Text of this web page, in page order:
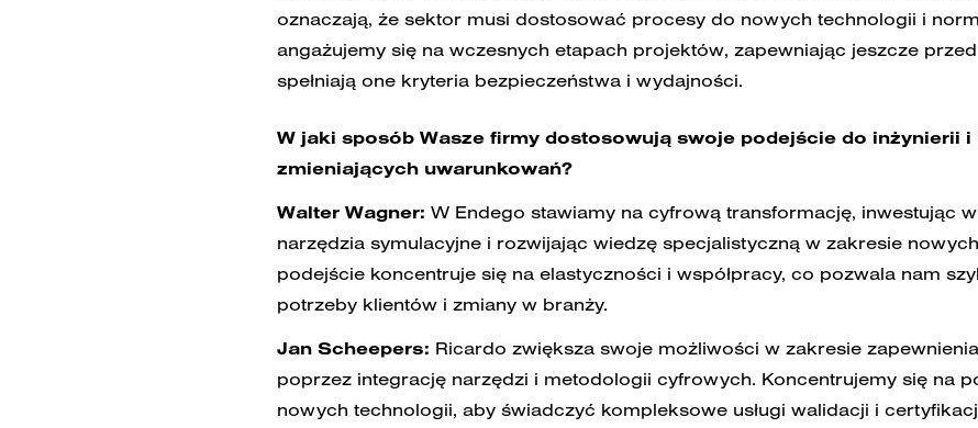
oznaczają, że sektor musi dostosować procesy do nowych technologii i
angażujemy się na wczesnych etapach projektów, zapewniając jeszcze
spełniają one kryteria bezpieczeństwa i wydajności.
W jaki sposób Wasze firmy dostosowują swoje podejście do inżynierii
zmieniających uwarunkowań?
Walter Wagner: W Endego stawiamy na cyfrową transformację, inwestując
narzędzia symulacyjne i rozwijając wiedzę specjalistyczną w zakresie
podejście koncentruje się na elastyczności i współpracy, co pozwala nam
potrzeby klientów i zmiany w branży.
Jan Scheepers: Ricardo zwiększa swoje możliwości w zakresie
poprzez integrację narzędzi i metodologii cyfrowych. Koncentrujemy się na
nowych technologii, aby świadczyć kompleksowe usługi walidacji i